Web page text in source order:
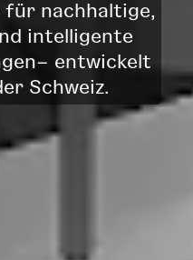
für nachhaltige,
intelligente
entwickelt
Schweiz.